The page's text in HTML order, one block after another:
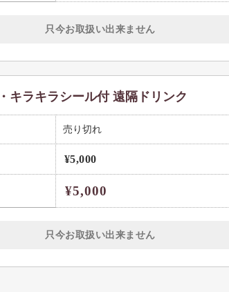
只今お取扱い出来ません
ラキラシール付 遠隔ドリンク
売り切れ
¥5,000
¥5,000
只今お取扱い出来ません